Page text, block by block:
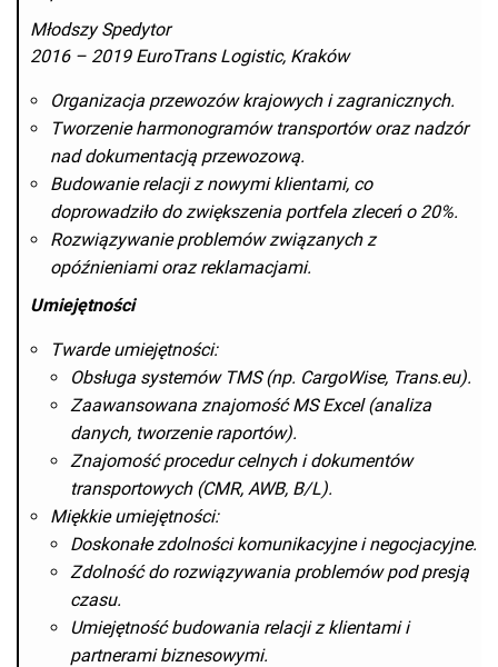
Młodszy Spedytor
2016 – 2019 EuroTrans Logistic, Kraków
Organizacja przewozów krajowych i zagranicznych.
Tworzenie harmonogramów transportów oraz nadzór
nad dokumentacją przewozową.
Budowanie relacji z nowymi klientami, co
doprowadziło do zwiększenia portfela zleceń o 20%.
Rozwiązywanie problemów związanych z
opóźnieniami oraz reklamacjami.
Umiejętności
Twarde umiejętności:
Obsługa systemów TMS (np. CargoWise, Trans.eu).
Zaawansowana znajomość MS Excel (analiza
danych, tworzenie raportów).
Znajomość procedur celnych i dokumentów
transportowych (CMR, AWB, B/L).
Miękkie umiejętności:
Doskonałe zdolności komunikacyjne i negocjacyjne.
Zdolność do rozwiązywania problemów pod presją
czasu.
Umiejętność budowania relacji z klientami i
partnerami biznesowymi.